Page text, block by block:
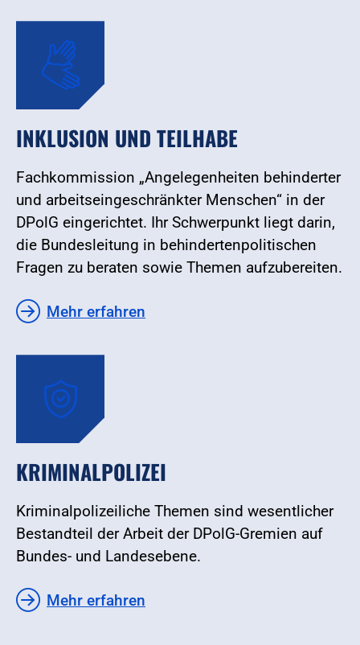
INKLUSION UND TEILHABE
Fachkommission „Angelegenheiten behinderter
und arbeitseingeschränkter Menschen“ in der
DPolG eingerichtet. Ihr Schwerpunkt liegt darin,
die Bundesleitung in behindertenpolitischen
Fragen zu beraten sowie Themen aufzubereiten.
Mehr erfahren
KRIMINALPOLIZEI
Kriminalpolizeiliche Themen sind wesentlicher
Bestandteil der Arbeit der DPolG-Gremien auf
Bundes- und Landesebene.
Mehr erfahren